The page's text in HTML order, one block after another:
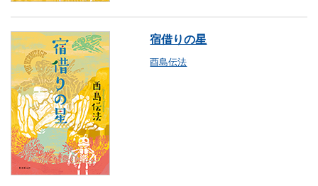
宿借りの星
酉島伝法